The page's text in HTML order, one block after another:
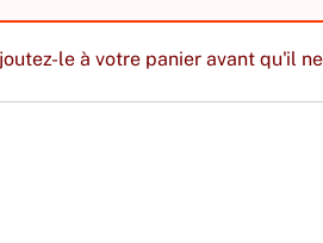
le à votre panier avant qu'il